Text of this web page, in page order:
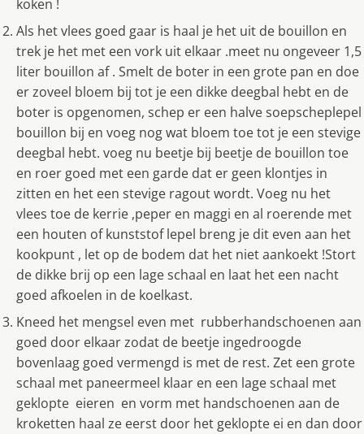
koken !
Als het vlees goed gaar is haal je het uit de bouillon en
trek je het met een vork uit elkaar .meet nu ongeveer 1,5
liter bouillon af . Smelt de boter in een grote pan en doe
er zoveel bloem bij tot je een dikke deegbal hebt en de
boter is opgenomen, schep er een halve soepscheplepel
bouillon bij en voeg nog wat bloem toe tot je een stevige
deegbal hebt. voeg nu beetje bij beetje de bouillon toe
en roer goed met een garde dat er geen klontjes in
zitten en het een stevige ragout wordt. Voeg nu het
vlees toe de kerrie ,peper en maggi en al roerende met
een houten of kunststof lepel breng je dit even aan het
kookpunt , let op de bodem dat het niet aankoekt !Stort
de dikke brij op een lage schaal en laat het een nacht
goed afkoelen in de koelkast.
Kneed het mengsel even met rubberhandschoenen aan
goed door elkaar zodat de beetje ingedroogde
bovenlaag goed vermengd is met de rest. Zet een grote
schaal met paneermeel klaar en een lage schaal met
geklopte eieren en vorm met handschoenen aan de
kroketten haal ze eerst door het geklopte ei en dan door